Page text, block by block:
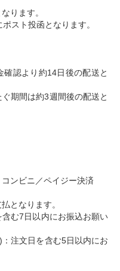
ります。
スト投函となります。
認より約14日後の配送と
期間は約3週間後の配送と
ンビニ／ペイジー決済
となります。
む7日以内にお振込お願い
注文日を含む5日以内にお